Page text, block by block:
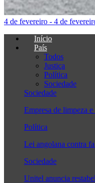
4 de fevereiro - 4 de
Início
País
Todos
Justiça
Política
Sociedade
Sociedade
Empresa de limpeza
Política
Lei angolana contra
Sociedade
Unitel anuncia